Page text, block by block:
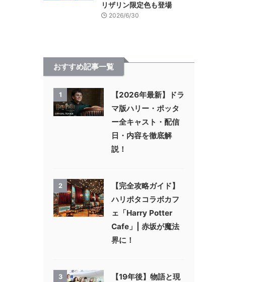
リザリン限定色も登場
2026/6/30
おすすめ記事一覧
1
【2026年最新】ドラ
マ版ハリー・ポッタ
ー全キャスト・配信
日・内容を徹底解
説！
2
【完全攻略ガイド】
ハリポタコラボカフ
ェ「Harry Potter
Cafe」| 赤坂が魔法
界に！
3
【19年後】物語と現